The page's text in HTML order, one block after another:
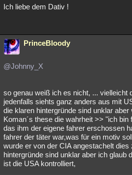
Ich liebe dem Dativ !
PrinceBloody
@Johnny_X
so genau weiß ich es nicht, ... vielleicht
jedenfalls siehts ganz anders aus mit
die klaren hintergründe sind unklar
Koman´s these die wahrheit >> "ich bin
das ihm der eigene fahrer erschossen
fahrer der täter war,was für ein motiv
wurde er von der CIA angestachelt dies
hintergründe sind unklar aber ich glaub
ist die USA kontrolliert,